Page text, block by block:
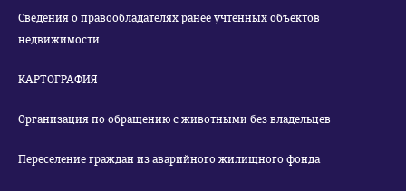
Сведения о правообладателях ранее учтенных объектов
недвижимости
КАРТОГРАФИЯ
Организация по обращению с животными без владельцев
Переселение граждан из аварийного жилищного фонда